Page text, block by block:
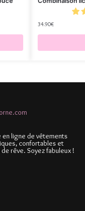
34.90€
en ligne de vêtements
confortables et
rêve. Soyez fabuleux !